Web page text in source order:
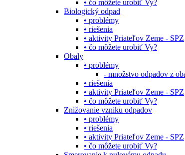
• čo môžete urobiť Vy?
Biologický odpad
• problémy
• riešenia
• aktivity Priateľov Zeme - SPZ
• čo môžete urobiť Vy?
Obaly
• problémy
- množstvo odpadov z
• riešenia
• aktivity Priateľov Zeme - SPZ
• čo môžete urobiť Vy?
Znižovanie vzniku odpadov
• problémy
• riešenia
• aktivity Priateľov Zeme - SPZ
• čo môžete urobiť Vy?